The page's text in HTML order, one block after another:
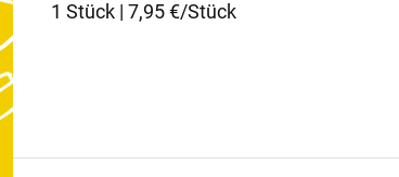
1 Stück | 7,95 €/Stück